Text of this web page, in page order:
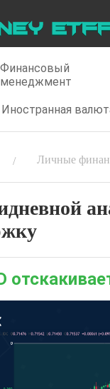
Финансовый
менеджмент
Иностранная
Личные